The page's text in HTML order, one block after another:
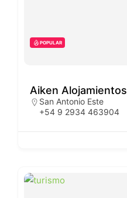
POPULAR
Aiken Alojamientos
San Antonio Este
+54 9 2934 463904